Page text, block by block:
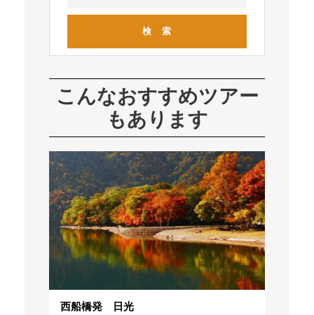
こんなおすすめツアー
もあります
西船橋発 日光